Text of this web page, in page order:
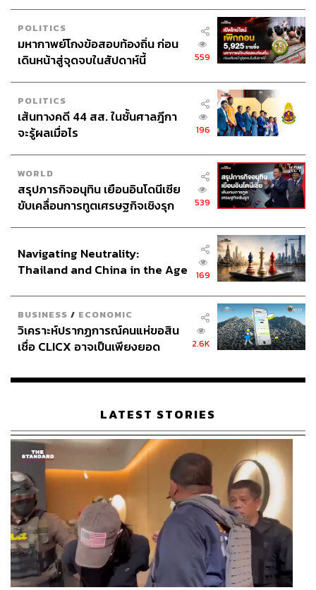
POLITICS
มหากาพย์โกงข้อสอบท้องถิ่น ก่อน
เดินหน้าสู่จุดจบในสัปดาห์นี้
559
POLITICS
เส้นทางคดี 44 สส. ในชั้นศาลฎีกา
จะรู้ผลเมื่อไร
196
WORLD
สรุปภารกิจอนุทิน เยือนอินโดนีเซีย
ขับเคลื่อนการทูตเศรษฐกิจเชิงรุก
539
Navigating Neutrality:
Thailand and China in the Age
169
BUSINESS / ECONOMIC
วิเคราะห์ปรากฏการณ์คนแห่ขอสิน
เชื่อ CLICX อาจเป็นเพียงยอด
เรือนไทยที่ถูกซุกไว้
2.6K
LATEST STORIES